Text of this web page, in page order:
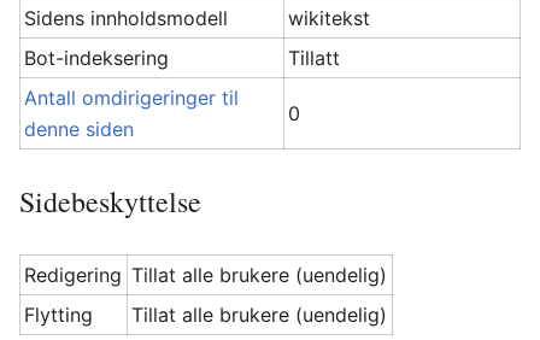
Sidens innholdsmodell
wikitekst
Bot-indeksering
Tillatt
Antall omdirigeringer til
denne siden
0
Sidebeskyttelse
Redigering Tillat alle brukere (uendelig)
Flytting
Tillat alle brukere (uendelig)